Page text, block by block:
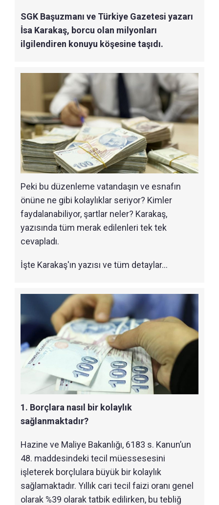
SGK Başuzmanı ve Türkiye Gazetesi yazarı
İsa Karakaş, borcu olan milyonları
ilgilendiren konuyu köşesine taşıdı.
Peki bu düzenleme vatandaşın ve esnafın
önüne ne gibi kolaylıklar seriyor? Kimler
faydalanabiliyor, şartlar neler? Karakaş,
yazısında tüm merak edilenleri tek tek
cevapladı.
İşte Karakaş'ın yazısı ve tüm detaylar...
1. Borçlara nasıl bir kolaylık
sağlanmaktadır?
Hazine ve Maliye Bakanlığı, 6183 s. Kanun’un
48. maddesindeki tecil müessesesini
işleterek borçlulara büyük bir kolaylık
sağlamaktadır. Yıllık cari tecil faizi oranı genel
olarak %39 olarak tatbik edilirken, bu tebliğ